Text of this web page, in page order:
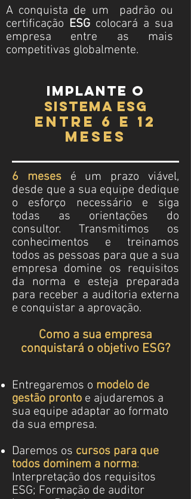
A conquista de um padrão ou
certificação ESG colocará a sua
empresa entre as mais
competitivas globalmente.
implante o
sistema esg
entre 6 e 12
meses
6 mesesé um prazo viável,
desde que a sua equipe dedique
o esforço necessário e siga
todas as orientações do
consultor. Transmitimos os
conhecimentos e treinamos
todos as pessoas para que a sua
empresa domine os requisitos
da norma e esteja preparada
para receber a auditoria externa
e conquistar a aprovação.
Como a sua empresa
conquistará o objetivo ESG?
Entregaremos o modelo de
gestão pronto e ajudaremos a
sua equipe adaptar ao formato
da sua empresa.
Daremos os cursos para que
todos dominem a norma:
Interpretação dos requisitos
ESG; Formação de auditor